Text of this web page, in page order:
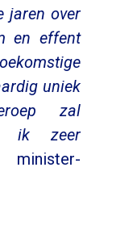
jaren over
en effent
uniek
zal
ik zeer